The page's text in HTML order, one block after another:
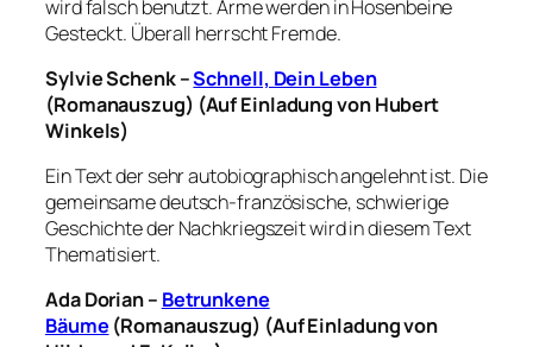
wird falsch benutzt. Arme werden in Hosenbeine
Gesteckt. Überall herrscht Fremde.
Sylvie Schenk –Schnell, Dein Leben
(Romanauszug) (Auf Einladung von Hubert
Winkels)
Ein Text der sehr autobiographisch angelehnt ist. Die
gemeinsame deutsch-französische, schwierige
Geschichte der Nachkriegszeit wird in diesem Text
Thematisiert.
Ada Dorian – Betrunkene
Bäume (Romanauszug) (Auf Einladung von